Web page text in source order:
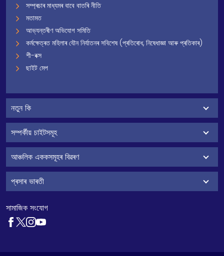
সম্প্ৰচাৰ মাধ্যমৰ বাবে বাতৰি নীতি
মতামত
আভ্যন্তৰীণ অভিযোগ সমিতি
কৰ্মক্ষেত্ৰত মহিলাৰ যৌন নিৰ্যাতনৰ সবিশেষ (প্ৰতিৰোধ, নিষেধাজ্ঞা আৰু প্ৰতিকাৰ)
শী-বক্স
ছাইট মেপ
নতুন কি
সম্পৰ্কীয় চাইটসমূহ
আঞ্চলিক এককসমূহৰ বিৱৰণ
প্ৰসাৰ ভাৰতী
সামাজিক সংযোগ